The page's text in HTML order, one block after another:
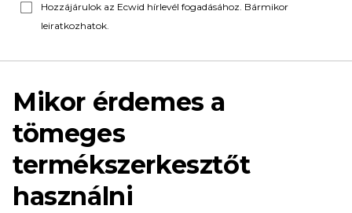
Hozzájárulok az Ecwid hírlevél fogadásához. Bármikor
leiratkozhatok.
Mikor érdemes a
tömeges
termékszerkesztőt
használni